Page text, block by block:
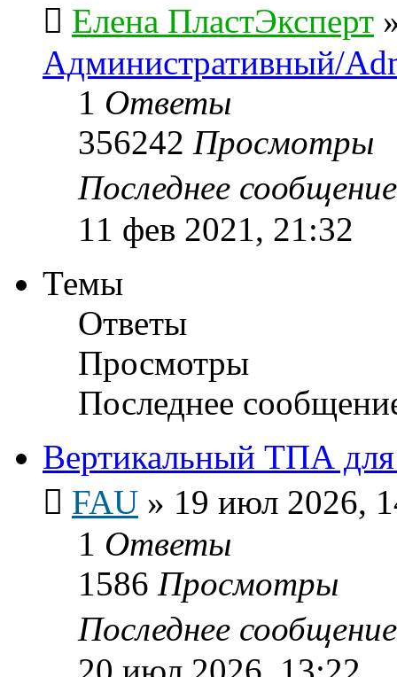
Елена ПластЭксперт
Административный/
1 Ответы
356242 Просмотры
Последнее
11 фев 2021, 21:32
Темы
Ответы
Просмотры
Последнее
Вертикальный ТПА для
FAU » 19 июл 2026,
1 Ответы
1586 Просмотры
Последнее